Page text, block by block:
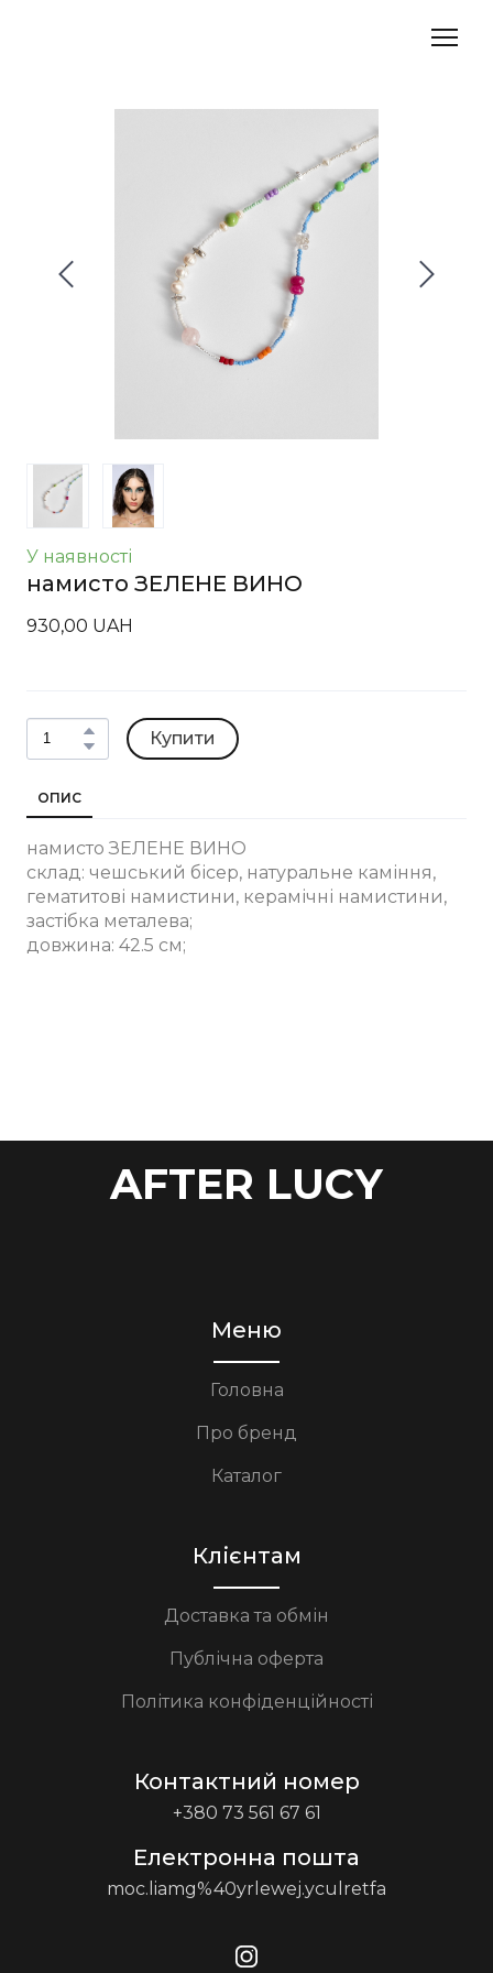
У наявності
намисто ЗЕЛЕНЕ ВИНО
930,00 UAH
Купити
ОПИС
намисто ЗЕЛЕНЕ ВИНО
склад: чешський бісер, натуральне каміння,
гематитові намистини, керамічні намистини,
застібка металева;
довжина: 42.5 см;
AFTER LUCY
Меню
Головна
Про бренд
Каталог
Клієнтам
Доставка та обмін
Публічна оферта
Політика конфіденційності
Контактний номер
+380 73 561 67 61
Електронна пошта
moc.liamg%40yrlewej.yculretfa